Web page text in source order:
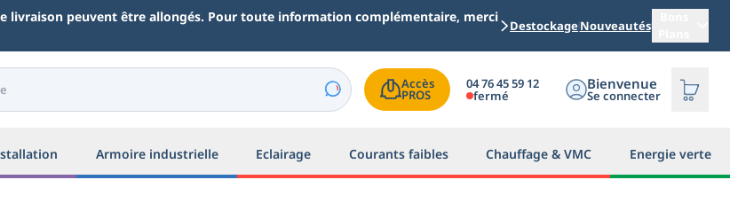
livraison peuvent être allongés. Pour toute information complémentaire, merci
DestockageNouveautés
Accès
PROS
04 76 45 59 12
fermé
Bienvenue
Se connecter
Armoire industrielle Eclairage Courants faibles Chauffage & VMC Energie verte